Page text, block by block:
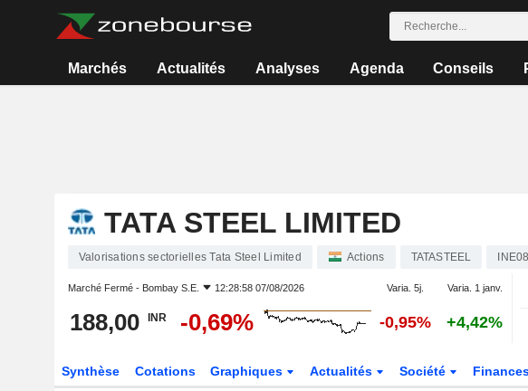
Marchés Actualités Analyses Agenda Conseils
TATA STEEL LIMITED
Valorisations sectorielles Tata Steel Limited Actions TATASTEEL
Marché Fermé - Bombay S.E. 12:28:58 07/08/2026 Varia. 5j. Varia. 1 janv.
188,00 INR -0,69% -0,95% +4,42%
Synthèse Cotations Graphiques Actualités Société